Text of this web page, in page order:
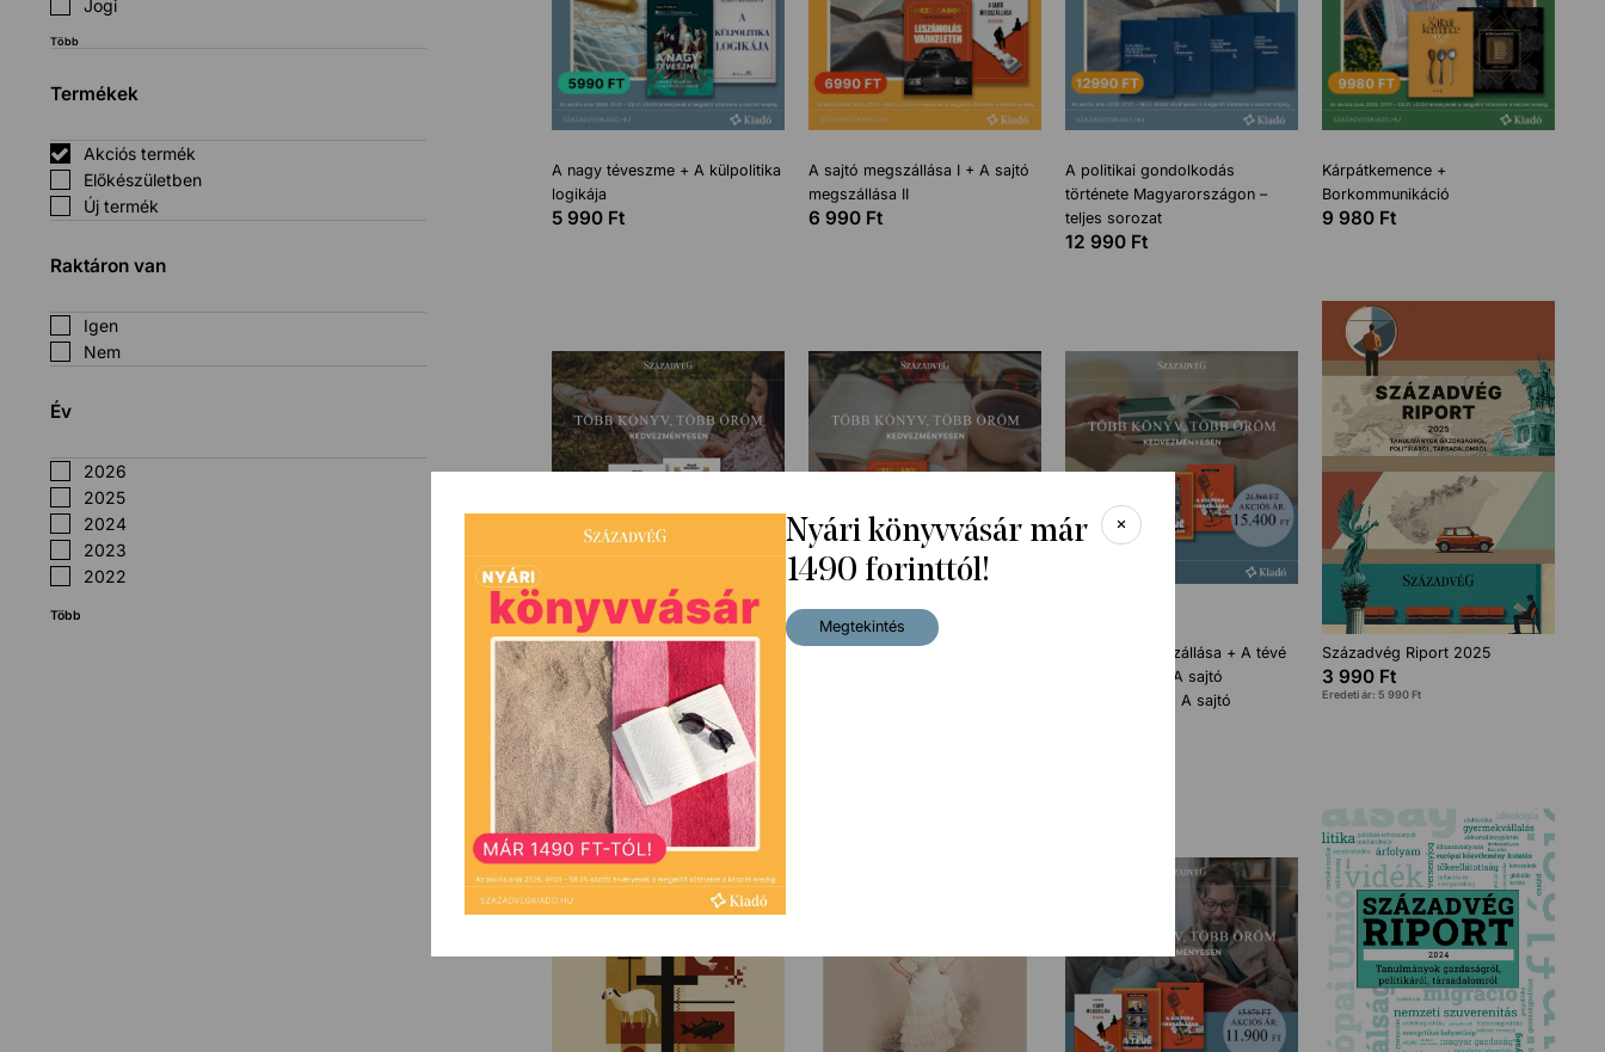
Jogi
Több
Termékek
Akciós termék
Előkészületben
Új termék
Raktáron van
Igen
Nem
Év
2026
2025
2024
2023
2022
Több
A nagy téveszme + A külpolitika
logikája
5 990 Ft
A sajtó megszállása I + A sajtó
megszállása II
6 990 Ft
A politikai gondolkodás
története Magyarországon –
teljes sorozat
12 990 Ft
Kárpátkemence +
Borkommunikáció
9 980 Ft
Úton hazafelé + Fejjel, kézzel,
szívvel + Kinek a gondja?
12 490Ft
A kultúra megszállása + A tévé
megszállása + A sajtó
megszállása I + A sajtó
Századvég Riport 2025
3 990 Ft
Eredeti ár: 5 990Ft
Nyári könyvvásár már
1490 forinttól!
Megtekintés